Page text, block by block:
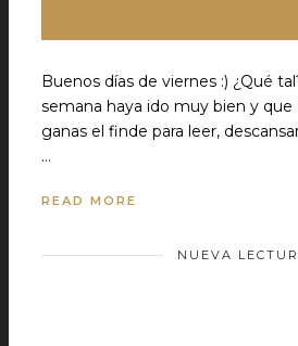
Buenos días de viernes :) ¿Qué
semana haya ido muy bien y que
ganas el finde para leer,
…
READ MORE
NUEVA